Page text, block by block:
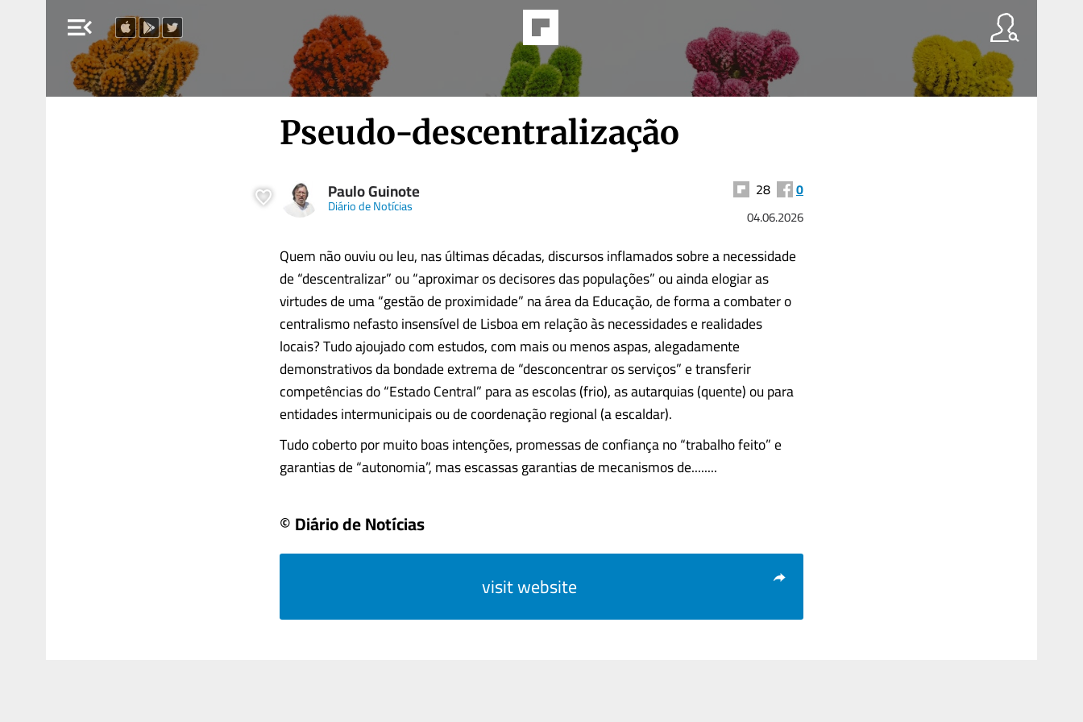
menu_open
Pseudo-descentralização
Paulo Guinote
Diário de Notícias
28 0
04.06.2026
Quem não ouviu ou leu, nas últimas décadas, discursos inflamados sobre a necessidade
de “descentralizar” ou “aproximar os decisores das populações” ou ainda elogiar as
virtudes de uma “gestão de proximidade” na área da Educação, de forma a combater o
centralismo nefasto insensível de Lisboa em relação às necessidades e realidades
locais? Tudo ajoujado com estudos, com mais ou menos aspas, alegadamente
demonstrativos da bondade extrema de “desconcentrar os serviços” e transferir
competências do “Estado Central” para as escolas (frio), as autarquias (quente) ou para
entidades intermunicipais ou de coordenação regional (a escaldar).
Tudo coberto por muito boas intenções, promessas de confiança no “trabalho feito” e
garantias de “autonomia”, mas escassas garantias de mecanismos de........
© Diário de Notícias
visit website